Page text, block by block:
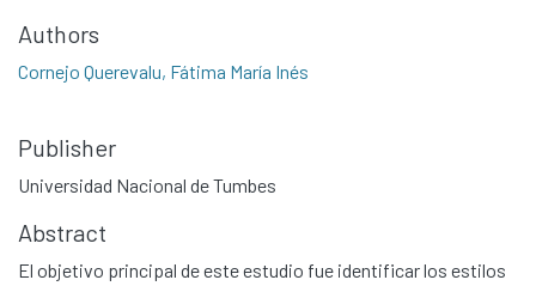
Authors
Cornejo Querevalu, Fátima María Inés
Publisher
Universidad Nacional de Tumbes
Abstract
El objetivo principal de este estudio fue identificar los estilos